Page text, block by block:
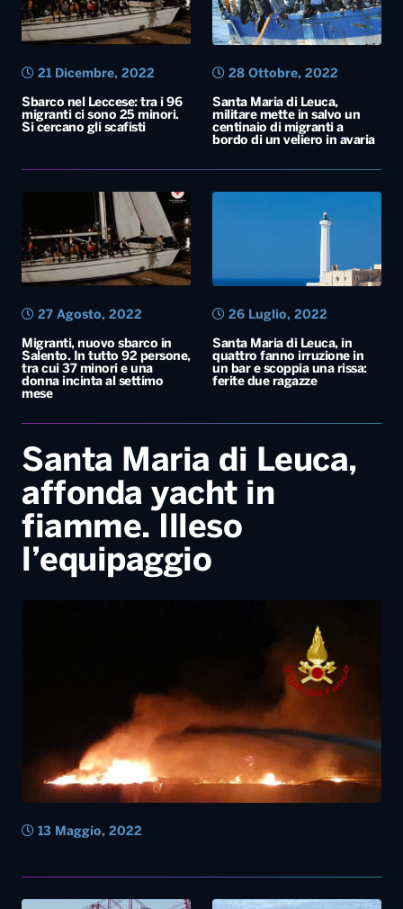
Sbarco nel Leccese: tra i 96
migranti ci sono 25 minori.
Si cercano gli scafisti
21 Dicembre, 2022
Santa Maria di Leuca,
militare mette in salvo un
centinaio di migranti a
bordo di un veliero in avaria
28 Ottobre, 2022
Migranti, nuovo sbarco in
Salento. In tutto 92 persone,
tra cui 37 minori e una
donna incinta al settimo
mese
27 Agosto, 2022
Santa Maria di Leuca, in
quattro fanno irruzione in
un bar e scoppia una rissa:
ferite due ragazze
26 Luglio, 2022
Santa Maria di Leuca,
affonda yacht in
fiamme. Illeso
l’equipaggio
13 Maggio, 2022